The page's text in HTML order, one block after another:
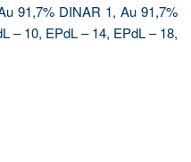
91,7% DINAR 1, Au 91,7%
– 10, EPdL – 14, EPdL – 18,